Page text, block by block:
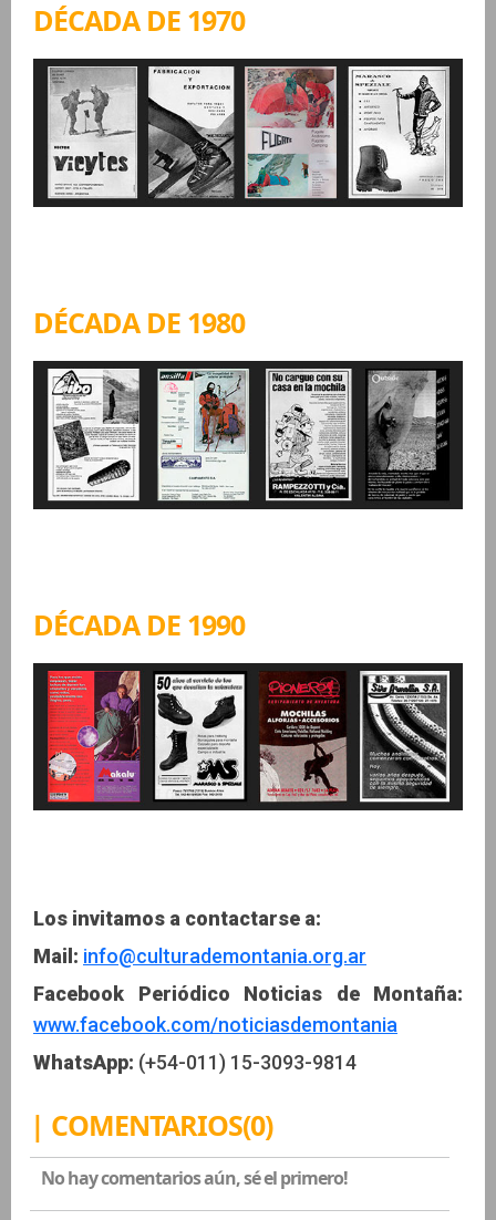
DÉCADA DE 1970
DÉCADA DE 1980
DÉCADA DE 1990
Los invitamos a contactarse a:
Mail: info@culturademontania.org.ar
Facebook Periódico Noticias de Montaña:
www.facebook.com/noticiasdemontania
WhatsApp: (+54-011) 15-3093-9814
| COMENTARIOS(0)
No hay comentarios aún, sé el primero!